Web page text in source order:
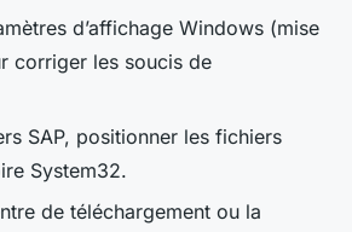
d’affichage Windows (mise
corriger les soucis de
SAP, positionner les fichiers
System32.
de téléchargement ou la